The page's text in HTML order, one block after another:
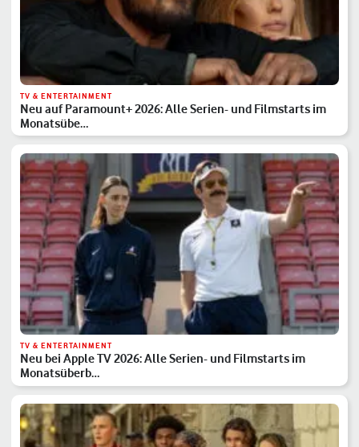
TV & ENTERTAINMENT
Neu auf Paramount+ 2026: Alle Serien- und Filmstarts im
Monatsübe…
TV & ENTERTAINMENT
Neu bei Apple TV 2026: Alle Serien- und Filmstarts im
Monatsüberb…